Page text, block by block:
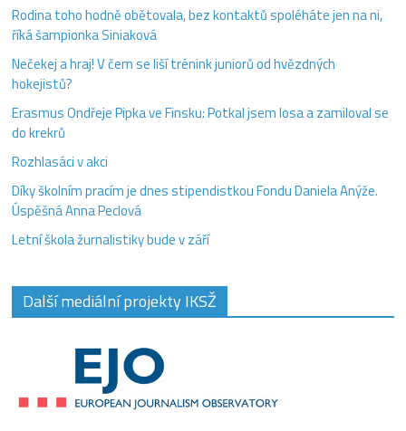
Rodina toho hodně obětovala, bez kontaktů spoléháte jen na ni,
říká šampionka Siniaková
Nečekej a hraj! V čem se liší trénink juniorů od hvězdných
hokejistů?
Erasmus Ondřeje Pipka ve Finsku: Potkal jsem losa a zamiloval se
do krekrů
Rozhlasáci v akci
Díky školním pracím je dnes stipendistkou Fondu Daniela Anýže.
Úspěšná Anna Peclová
Letní škola žurnalistiky bude v září
Další mediální projekty IKSŽ